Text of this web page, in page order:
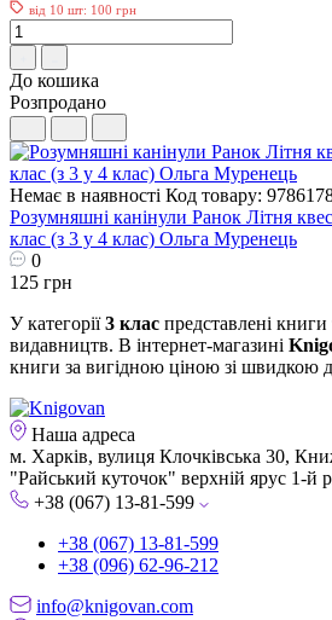
від 10 шт: 100 грн
До кошика
Розпродано
Немає в наявності Код товару:
Розумняшні канінули Ранок Літня
клас (з 3 у 4 клас) Ольга Муренець
0
125 грн
У категорії3 клас представлені
видавництв. В інтернет-магазині
книги за вигідною ціною зі швидкою
Наша адреса
м. Харків, вулиця Клочківська 30,
"Райський куточок" верхній ярус 1-й
+38 (067) 13-81-599
+38 (067) 13-81-599
+38 (096) 62-96-212
info@knigovan.com